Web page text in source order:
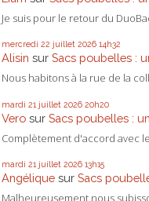
Je suis pour le retour du
mercredi 22 juillet 2026 14h32
Alisin sur Sacs poubelles :
Nous habitons à la rue de la
mardi 21 juillet 2026 20h20
Vero sur Sacs poubelles :
Complètement d'accord avec
mardi 21 juillet 2026 13h15
Angélique sur Sacs
Malheureusement nous